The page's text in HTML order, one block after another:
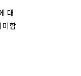
대
미합